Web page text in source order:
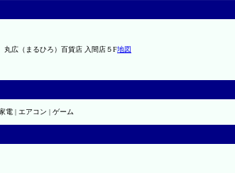
広（まるひろ）百貨店 入間店５F地図
電 | エアコン | ゲーム